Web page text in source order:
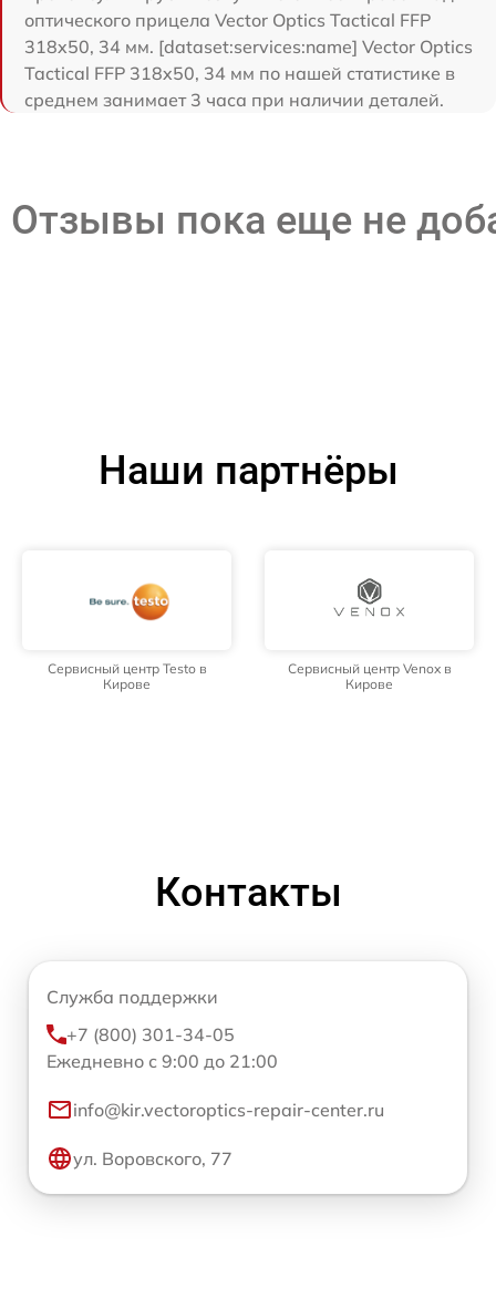
оптического прицела Vector Optics Tactical FFP
318x50, 34 мм. [dataset:services:name] Vector Optics
Tactical FFP 318x50, 34 мм по нашей статистике в
среднем занимает 3 часа при наличии деталей.
Отзывы пока еще не
Наши партнёры
Сервисный центр Testo в
Кирове
Сервисный центр Venox в
Кирове
Контакты
Служба поддержки
+7 (800) 301-34-05
Ежедневно с 9:00 до 21:00
info@kir.vectoroptics-repair-center.ru
ул. Воровского, 77